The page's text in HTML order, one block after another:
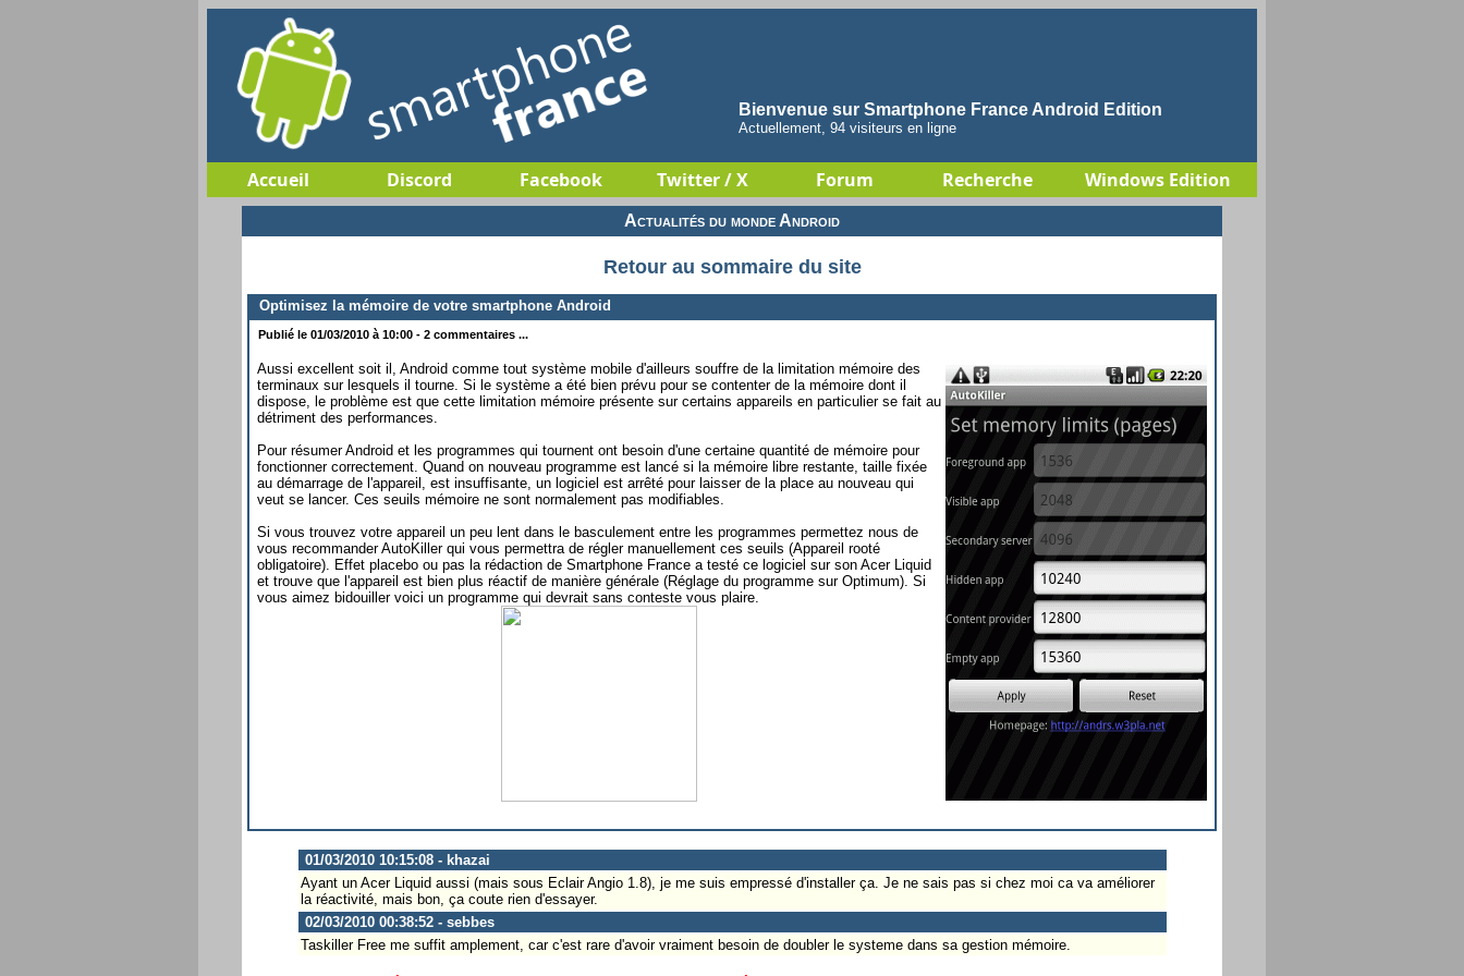
Bienvenue sur Smartphone France Android Edition
Actuellement, 94 visiteurs en ligne
Accueil Discord Facebook Twitter / X Forum Recherche Windows Edition
Actualités du monde Android
Retour au sommaire du site
Optimisez la mémoire de votre smartphone Android
Publié le 01/03/2010 à 10:00 - 2 commentaires ...
Aussi excellent soit il, Android comme tout système mobile d'ailleurs souffre de la limitation mémoire des
terminaux sur lesquels il tourne. Si le système a été bien prévu pour se contenter de la mémoire dont il
dispose, le problème est que cette limitation mémoire présente sur certains appareils en particulier se fait au
détriment des performances.
Pour résumer Android et les programmes qui tournent ont besoin d'une certaine quantité de mémoire pour
fonctionner correctement. Quand on nouveau programme est lancé si la mémoire libre restante, taille fixée
au démarrage de l'appareil, est insuffisante, un logiciel est arrêté pour laisser de la place au nouveau qui
veut se lancer. Ces seuils mémoire ne sont normalement pas modifiables.
Si vous trouvez votre appareil un peu lent dans le basculement entre les programmes permettez nous de
vous recommander AutoKiller qui vous permettra de régler manuellement ces seuils (Appareil rooté
obligatoire). Effet placebo ou pas la rédaction de Smartphone France a testé ce logiciel sur son Acer Liquid
et trouve que l'appareil est bien plus réactif de manière générale (Réglage du programme sur Optimum). Si
vous aimez bidouiller voici un programme qui devrait sans conteste vous plaire.
01/03/2010 10:15:08 - khazai
Ayant un Acer Liquid aussi (mais sous Eclair Angio 1.8), je me suis empressé d'installer ça. Je ne sais pas si chez moi ca va améliorer
la réactivité, mais bon, ça coute rien d'essayer.
02/03/2010 00:38:52 - sebbes
Taskiller Free me suffit amplement, car c'est rare d'avoir vraiment besoin de doubler le systeme dans sa gestion mémoire.